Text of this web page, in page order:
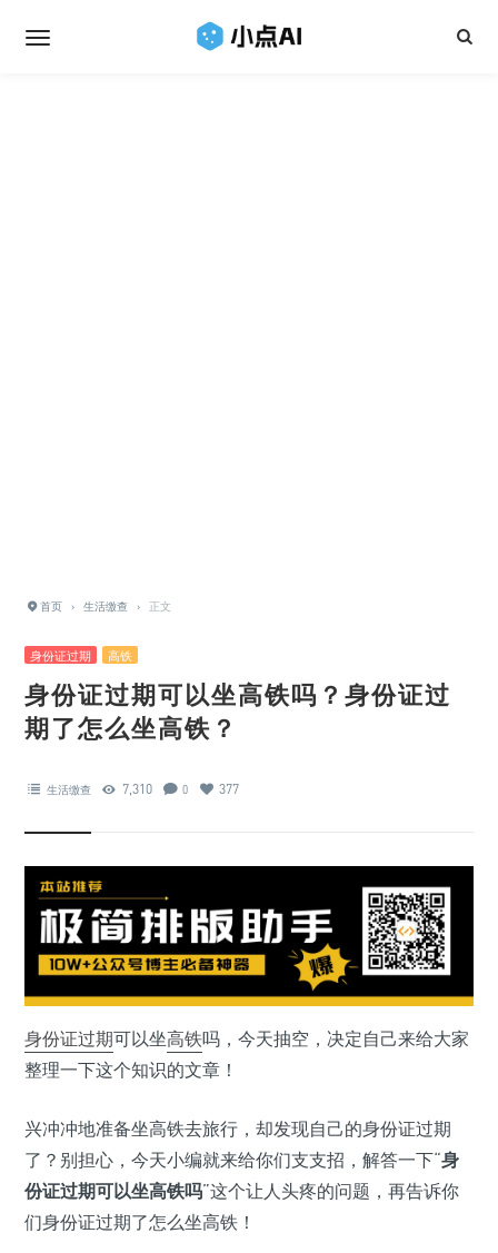
首页 › 生活缴查 › 正文
身份证过期 高铁
身份证过期可以坐高铁吗？身份证过
期了怎么坐高铁？
生活缴查 7,310 0 377
身份证过期可以坐高铁吗，今天抽空，决定自己来给大家
整理一下这个知识的文章！
兴冲冲地准备坐高铁去旅行，却发现自己的身份证过期
了？别担心，今天小编就来给你们支支招，解答一下“身
份证过期可以坐高铁吗”这个让人头疼的问题，再告诉你
们身份证过期了怎么坐高铁！